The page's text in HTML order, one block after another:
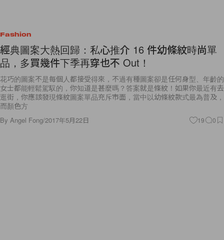
Fashion
經典圖案大熱回歸：私心推介 16 件幼條紋時尚單
品，多買幾件下季再穿也不 Out！
花巧的圖案不是每個人都接受得來，不過有種圖案卻是任何身型、年齡的
女士都能輕鬆駕馭的，你知道是甚麼嗎？答案就是條紋！如果你最近有去
逛街，你應該發現條紋圖案單品充斥市面，當中以幼條紋款式最為普及，
而顏色方
By Angel Fong/2017年5月22日 19 0